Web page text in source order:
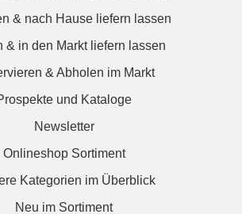
& nach Hause liefern lassen
& in den Markt liefern lassen
& Abholen im Markt
und Kataloge
Newsletter
Onlineshop Sortiment
Kategorien im Überblick
Neu im Sortiment